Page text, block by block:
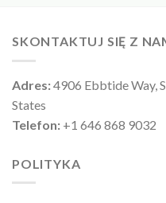
SKONTAKTUJ SIĘ Z
Adres:4906 Ebbtide Way,
States
Telefon: +1 646 868 9032
POLITYKA